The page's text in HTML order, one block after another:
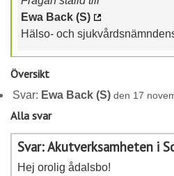
Ewa Back (S)
Hälso- och
Översikt
Svar: Ewa Back (S) den 17
Alla svar
Svar: Akutverksamheten i
Hej orolig ådalsbo!